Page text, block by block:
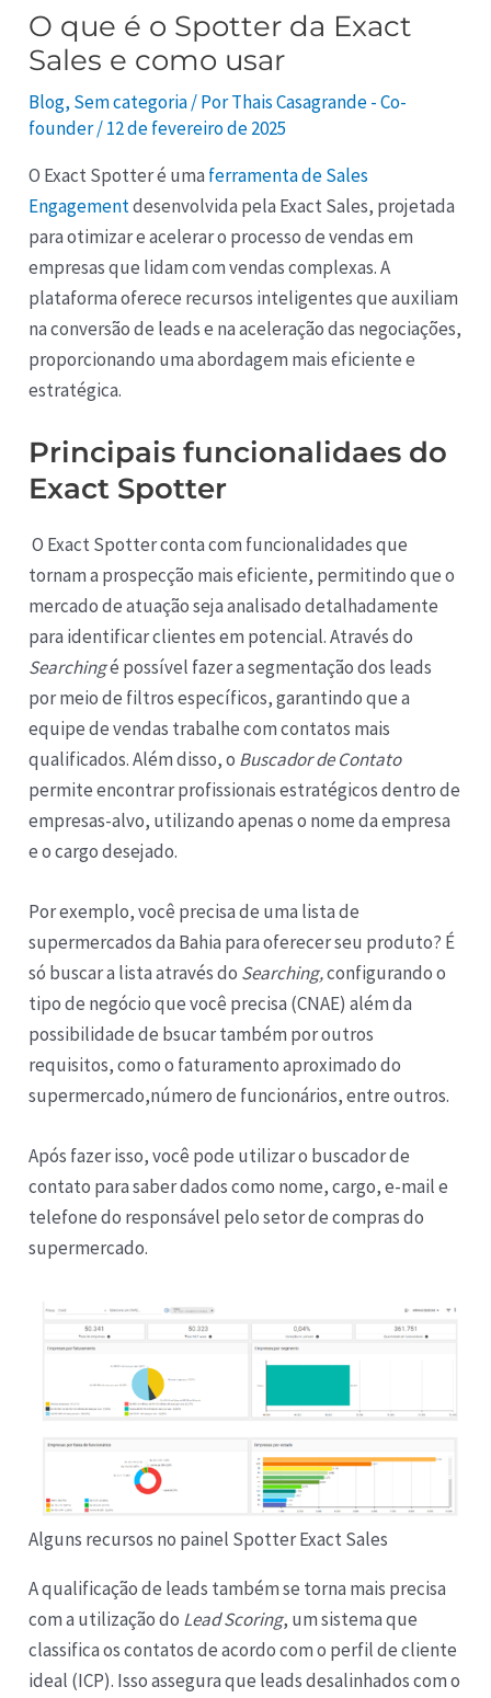
O que é o Spotter da Exact
Sales e como usar
Blog, Sem categoria/ PorThais Casagrande - Co-
founder/12 de fevereiro de 2025
O Exact Spotter é uma ferramenta de Sales
Engagementdesenvolvida pela Exact Sales, projetada
para otimizar e acelerar o processo de vendas em
empresas que lidam com vendas complexas. A
plataforma oferece recursos inteligentes que auxiliam
na conversão de leads e na aceleração das negociações,
proporcionando uma abordagem mais eficiente e
estratégica.
Principais funcionalidaes do
Exact Spotter
O Exact Spotter conta com funcionalidades que
tornam a prospecção mais eficiente, permitindo que o
mercado de atuação seja analisado detalhadamente
para identificar clientes em potencial. Através do
Searchingé possível fazer a segmentação dos leads
por meio de filtros específicos, garantindo que a
equipe de vendas trabalhe com contatos mais
qualificados. Além disso, o Buscador de Contato
permite encontrar profissionais estratégicos dentro de
empresas-alvo, utilizando apenas o nome da empresa
e o cargo desejado.
Por exemplo, você precisa de uma lista de
supermercados da Bahia para oferecer seu produto? É
só buscar a lista através do Searching,configurando o
tipo de negócio que você precisa (CNAE) além da
possibilidade de bsucar também por outros
requisitos, como o faturamento aproximado do
supermercado,número de funcionários, entre outros.
Após fazer isso, você pode utilizar o buscador de
contato para saber dados como nome, cargo, e-mail e
telefone do responsável pelo setor de compras do
supermercado.
Alguns recursos no painel Spotter Exact Sales
A qualificação de leads também se torna mais precisa
com a utilização do Lead Scoring, um sistema que
classifica os contatos de acordo com o perfil de cliente
ideal (ICP). Isso assegura que leads desalinhados com o